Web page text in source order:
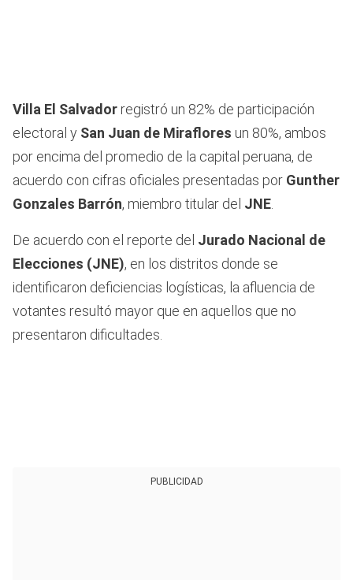
Villa El Salvador registró un 82% de participación
electoral y San Juan de Miraflores un 80%, ambos
por encima del promedio de la capital peruana, de
acuerdo con cifras oficiales presentadas por Gunther
Gonzales Barrón, miembro titular del JNE
De acuerdo con el reporte del Jurado Nacional de
Elecciones (JNE), en los distritos donde se
identificaron deficiencias logísticas, la afluencia de
votantes resultó mayor que en aquellos que no
presentaron dificultades.
PUBLICIDAD